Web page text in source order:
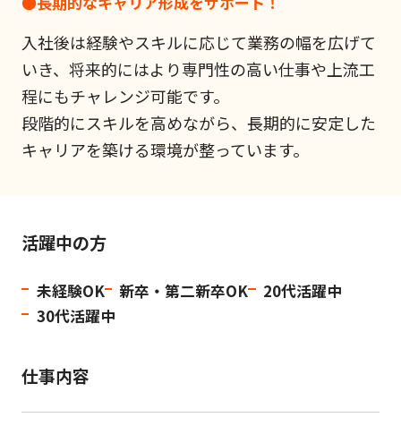
入社後は経験やスキルに応じて業務の幅を広げて
いき、将来的にはより専門性の高い仕事や上流工
程にもチャレンジ可能です。
段階的にスキルを高めながら、長期的に安定した
キャリアを築ける環境が整っています。
活躍中の方
未経験OK 新卒・第二新卒OK
20代活躍中
30代活躍中
仕事内容